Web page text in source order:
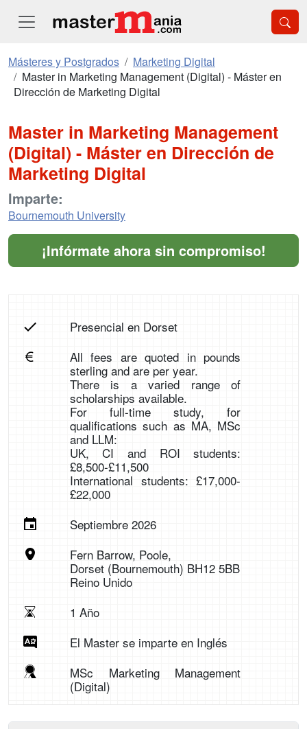
Másteres y Postgrados
Marketing Digital
Master in Marketing Management (Digital) - Máster en
Dirección de Marketing Digital
Master in Marketing Management
(Digital) - Máster en Dirección de
Marketing Digital
Imparte:
Bournemouth University
¡Infórmate ahora sin compromiso!
Presencial en Dorset
All fees are quoted in pounds
sterling and are per year.
There is a varied range of
scholarships available.
For full-time study, for
qualifications such as MA, MSc
and LLM:
UK, CI and ROI students:
£8,500-£11,500
International students: £17,000-
£22,000
Septiembre 2026
Fern Barrow, Poole,
Dorset (Bournemouth) BH12 5BB
Reino Unido
1 Año
El Master se imparte en Inglés
MSc Marketing Management
(Digital)